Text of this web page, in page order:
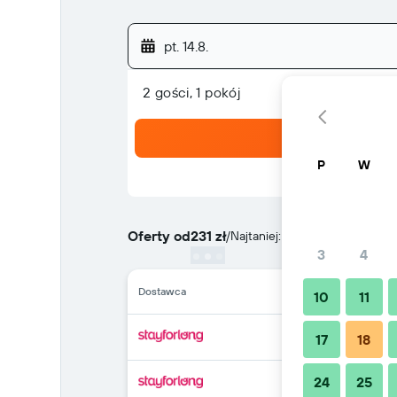
pt. 14.8.
2 gości, 1 pokój
Oferty od231 zł/Najtaniej: cena za noc
Dostawca
P W
3 4
10 11
17 18
24 25